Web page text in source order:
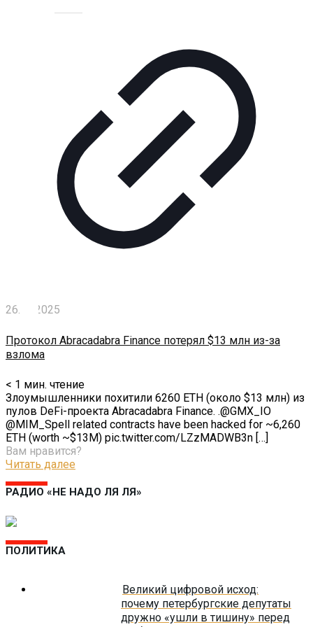
Технологии
читателя
Блокчейн
О
нас
Помощь
проекту
26.03.2025
Протокол Abracadabra Finance потерял $13 млн из-за
взлома
< 1 мин. чтение
Злоумышленники похитили 6260 ETH (около $13 млн) из
пулов DeFi-проекта Abracadabra Finance. .@GMX_IO
@MIM_Spell related contracts have been hacked for ~6,260
ETH (worth ~$13M) pic.twitter.com/LZzMADWB3n […]
Вам нравится?
Читать далее
РАДИО «НЕ НАДО ЛЯ ЛЯ»
ПОЛИТИКА
Великий цифровой исход:
почему петербургские депутаты
дружно «ушли в тишину» перед